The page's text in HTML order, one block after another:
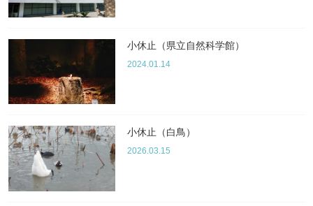
小休止（県立自然科学館）
2024.01.14
小休止（白鳥）
2026.03.15